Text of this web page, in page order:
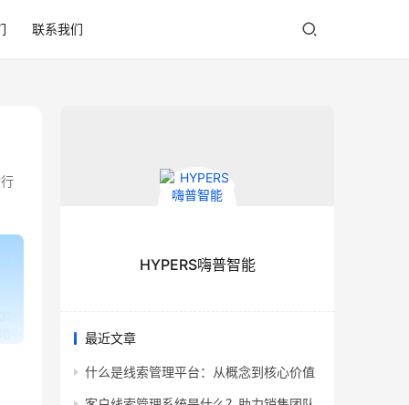
联系我们
HYPERS嗨普智能
最近文章
什么是线索管理平台：从概念到核心价值